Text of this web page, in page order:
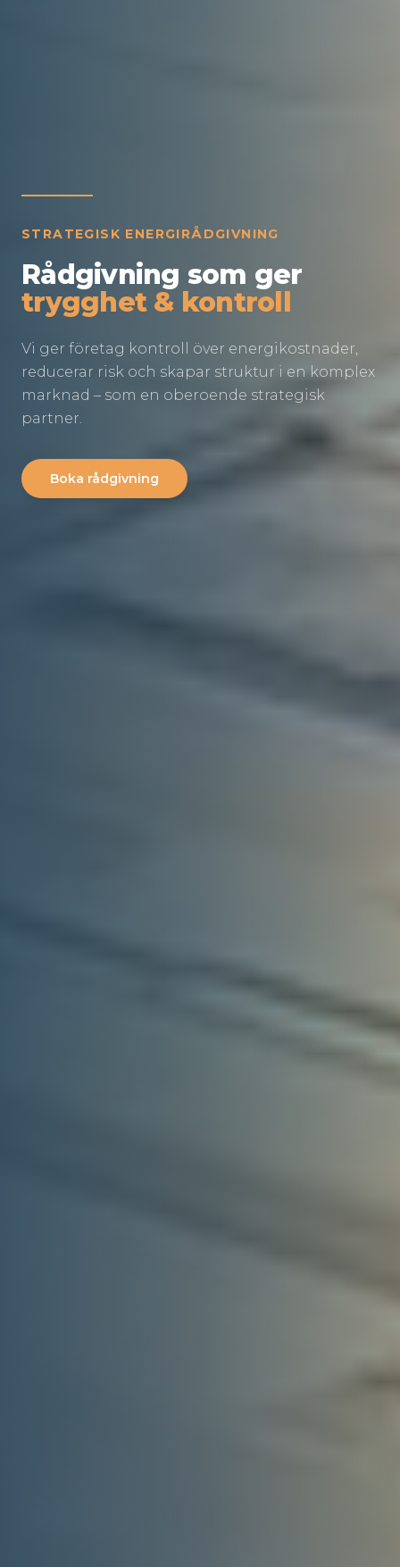
STRATEGISK ENERGIRÅDGIVNING
Rådgivning som ger
trygghet & kontroll
Vi ger företag kontroll över energikostnader,
reducerar risk och skapar struktur i en komplex
marknad – som en oberoende strategisk
partner.
Boka rådgivning